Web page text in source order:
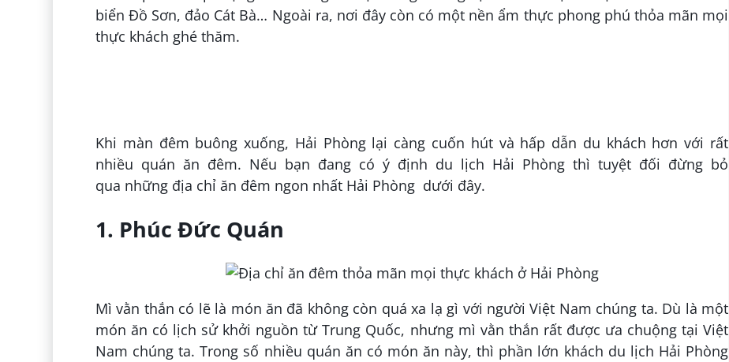
biển Đồ Sơn, đảo Cát Bà… Ngoài ra, nơi đây còn có một nền ẩm thực phong phú thỏa mãn mọi
thực khách ghé thăm.
Khi màn đêm buông xuống, Hải Phòng lại càng cuốn hút và hấp dẫn du khách hơn với rất
nhiều quán ăn đêm. Nếu bạn đang có ý định du lịch Hải Phòng thì tuyệt đối đừng bỏ
qua những địa chỉ ăn đêm ngon nhất Hải Phòng dưới đây.
1. Phúc Đức Quán
Mì vằn thắn có lẽ là món ăn đã không còn quá xa lạ gì với người Việt Nam chúng ta. Dù là một
món ăn có lịch sử khởi nguồn từ Trung Quốc, nhưng mì vằn thắn rất được ưa chuộng tại Việt
Nam chúng ta. Trong số nhiều quán ăn có món ăn này, thì phần lớn khách du lịch Hải Phòng